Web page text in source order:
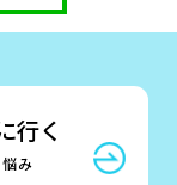
行く
み